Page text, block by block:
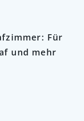
Für
und mehr